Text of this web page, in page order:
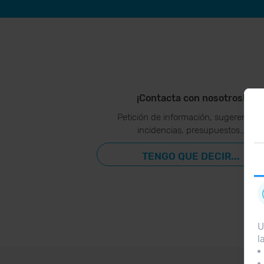
¡Contacta con nosotros!
Petición de información, sugerencias,
incidencias, presupuestos…
TENGO QUE DECIR...